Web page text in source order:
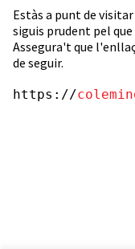
Estàs a punt de
siguis prudent pel
Assegura't que
de seguir.
https://